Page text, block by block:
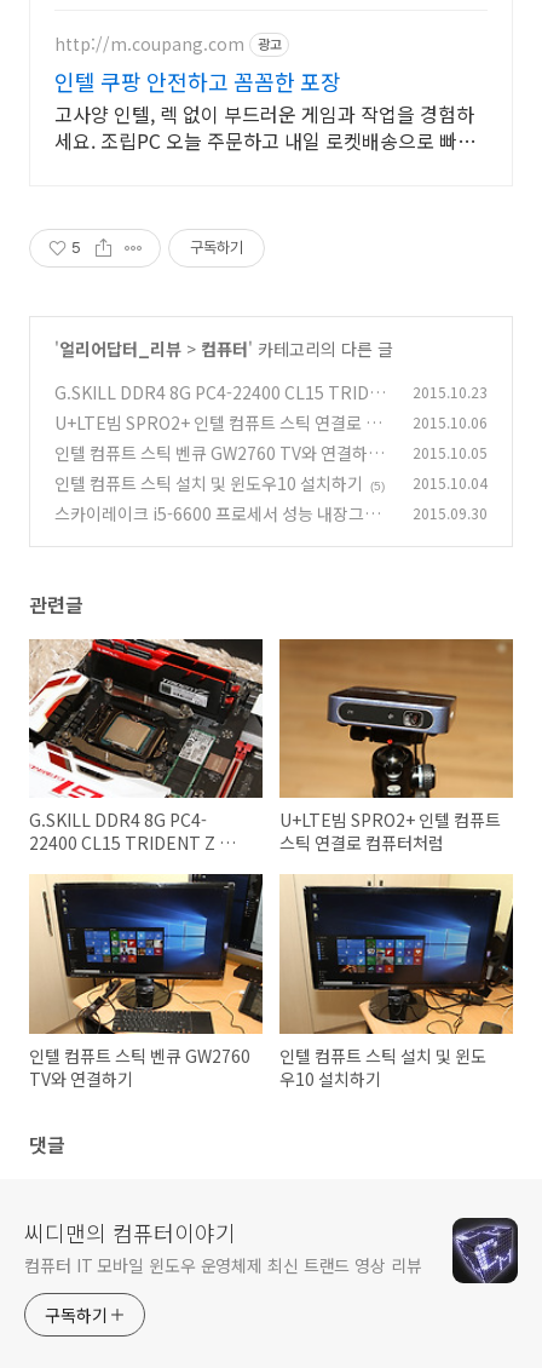
http://m.coupang.com 광고
인텔 쿠팡 안전하고 꼼꼼한 포장
고사양 인텔, 렉 없이 부드러운 게임과 작업을 경험하
세요. 조립PC 오늘 주문하고 내일 로켓배송으로 빠르
5 구독하기
'얼리어답터_리뷰 > 컴퓨터' 카테고리의 다른 글
G.SKILL DDR4 8G PC4-22400 CL15 TRIDE
NT Z 설치기 (1)
2015.10.23
U+LTE빔 SPRO2+ 인텔 컴퓨트 스틱 연결로 컴
퓨터처럼 (8)
2015.10.06
인텔 컴퓨트 스틱 벤큐 GW2760 TV와 연결하기
(6)
2015.10.05
인텔 컴퓨트 스틱 설치 및 윈도우10 설치하기 (5) 2015.10.04
스카이레이크 i5-6600 프로세서 성능 내장그래
2015.09.30
관련글
G.SKILL DDR4 8G PC4-
22400 CL15 TRIDENT Z 설치
U+LTE빔 SPRO2+ 인텔 컴퓨트
스틱 연결로 컴퓨터처럼
인텔 컴퓨트 스틱 벤큐 GW2760
TV와 연결하기
인텔 컴퓨트 스틱 설치 및 윈도
우10 설치하기
댓글
씨디맨의 컴퓨터이야기
컴퓨터 IT 모바일 윈도우 운영체제 최신 트랜드 영상 리뷰
구독하기